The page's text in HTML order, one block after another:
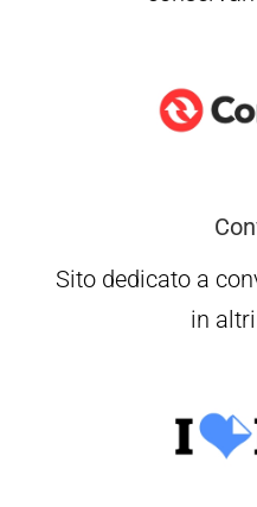
Sito dedicato a
in